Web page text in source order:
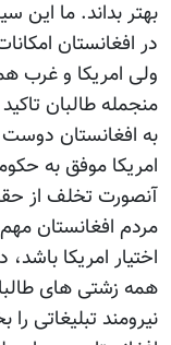
بهتر بداند. ما این
در افغانستان
ولی امریکا و غرب
منجمله طالبان
به افغانستان
امریکا موفق به
آنصورت تخلف از
مردم افغانستان
اختیار امریکا
همه زشتی های
نیرومند تبلیغاتی